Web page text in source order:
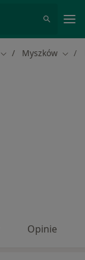
Zmień miasto
Myszków
Opinie